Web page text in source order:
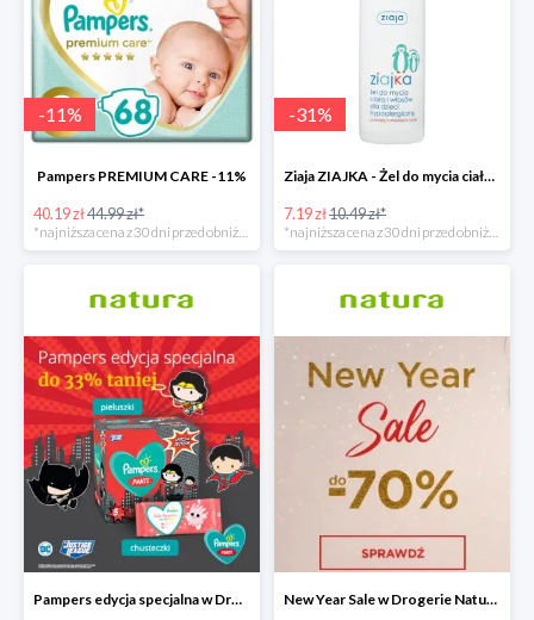
-11%
Pampers PREMIUM CARE -11%
40.19 zł44.99 zł*
*najniższa cena z 30 dni przed obniżką
-31%
Ziaja ZIAJKA - Żel do mycia ciała i włosów dla dzieci -31%
7.19 zł10.49 zł*
*najniższa cena z 30 dni przed obniżką
Pampers edycja specjalna w Drogerie Natura do -33% New Year Sale w Drogerie Natura do -70%